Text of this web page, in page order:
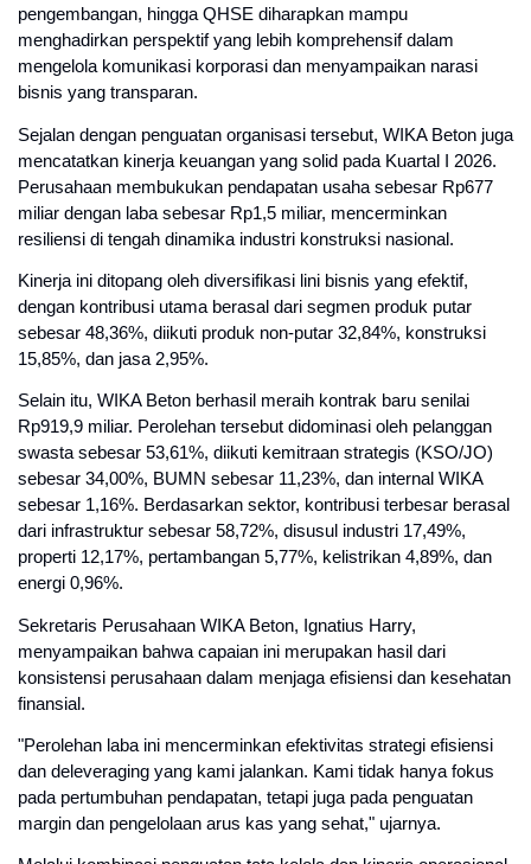
pengembangan, hingga QHSE diharapkan mampu
menghadirkan perspektif yang lebih komprehensif dalam
mengelola komunikasi korporasi dan menyampaikan narasi
bisnis yang transparan.
Sejalan dengan penguatan organisasi tersebut, WIKA Beton juga
mencatatkan kinerja keuangan yang solid pada Kuartal I 2026.
Perusahaan membukukan pendapatan usaha sebesar Rp677
miliar dengan laba sebesar Rp1,5 miliar, mencerminkan
resiliensi di tengah dinamika industri konstruksi nasional.
Kinerja ini ditopang oleh diversifikasi lini bisnis yang efektif,
dengan kontribusi utama berasal dari segmen produk putar
sebesar 48,36%, diikuti produk non-putar 32,84%, konstruksi
15,85%, dan jasa 2,95%.
Selain itu, WIKA Beton berhasil meraih kontrak baru senilai
Rp919,9 miliar. Perolehan tersebut didominasi oleh pelanggan
swasta sebesar 53,61%, diikuti kemitraan strategis (KSO/JO)
sebesar 34,00%, BUMN sebesar 11,23%, dan internal WIKA
sebesar 1,16%. Berdasarkan sektor, kontribusi terbesar berasal
dari infrastruktur sebesar 58,72%, disusul industri 17,49%,
properti 12,17%, pertambangan 5,77%, kelistrikan 4,89%, dan
energi 0,96%.
Sekretaris Perusahaan WIKA Beton, Ignatius Harry,
menyampaikan bahwa capaian ini merupakan hasil dari
konsistensi perusahaan dalam menjaga efisiensi dan kesehatan
finansial.
"Perolehan laba ini mencerminkan efektivitas strategi efisiensi
dan deleveraging yang kami jalankan. Kami tidak hanya fokus
pada pertumbuhan pendapatan, tetapi juga pada penguatan
margin dan pengelolaan arus kas yang sehat," ujarnya.